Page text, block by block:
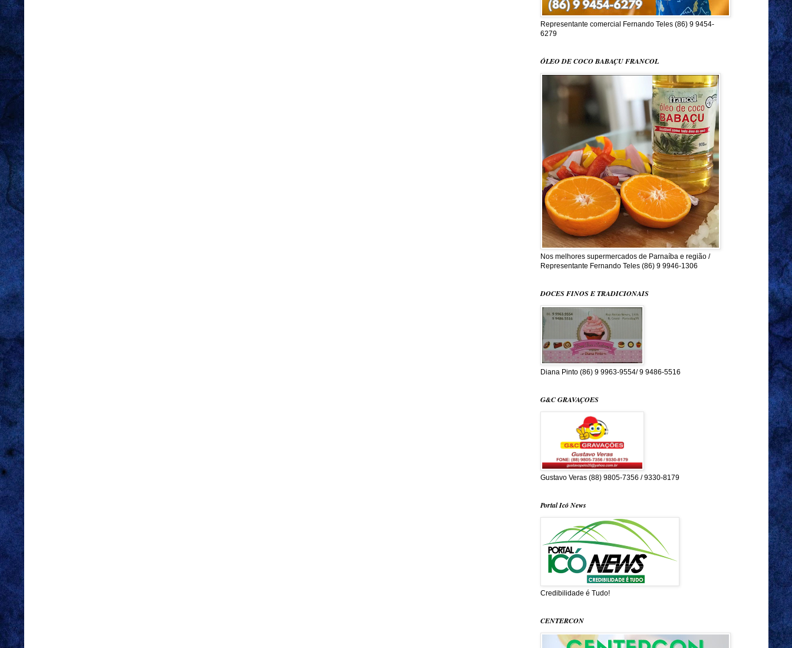
Representante comercial Fernando Teles (86) 9 9454-
6279
ÓLEO DE COCO BABAÇU FRANCOL
Nos melhores supermercados de Parnaíba e região /
Representante Fernando Teles (86) 9 9946-1306
DOCES FINOS E TRADICIONAIS
Diana Pinto (86) 9 9963-9554/ 9 9486-5516
G&C GRAVAÇOES
Gustavo Veras (88) 9805-7356 / 9330-8179
Portal Icó News
Credibilidade é Tudo!
CENTERCON